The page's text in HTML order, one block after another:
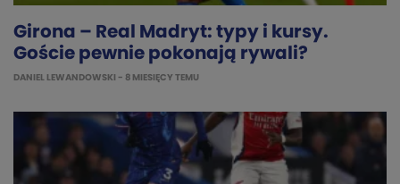
Girona – Real Madryt: typy i kursy.
Goście pewnie pokonają rywali?
DANIEL LEWANDOWSKI - 8 MIESIĘCY TEMU